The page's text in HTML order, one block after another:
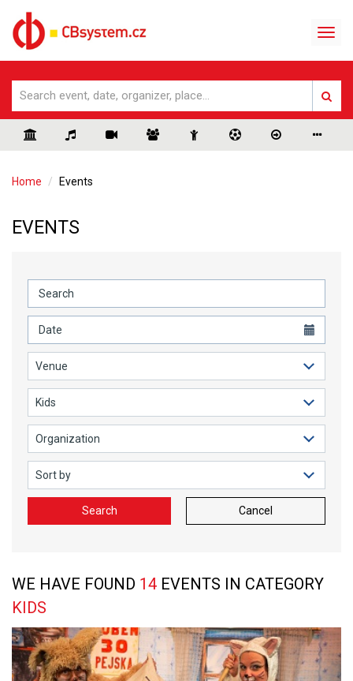
Home Events
EVENTS
Search Cancel
WE HAVE FOUND 14 EVENTS IN CATEGORY
KIDS